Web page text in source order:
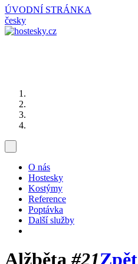
ÚVODNÍ STRÁNKA
česky
O nás
Hostesky
Kostýmy
Reference
Poptávka
Další služby
Alžběta #21Zpět